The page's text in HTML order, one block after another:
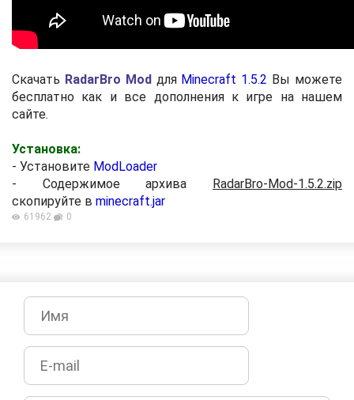
Скачать RadarBro Modдля Minecraft 1.5.2 Вы можете
бесплатно как и все дополнения к игре на нашем
сайте.
Установка:
- Установите ModLoader
- Содержимое архива RadarBro-Mod-1.5.2.zip
скопируйте в minecraft.jar
61962 0